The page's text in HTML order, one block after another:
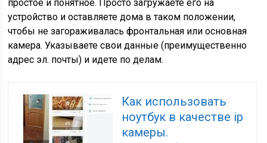
простое и понятное. Просто загружаете его на
устройство и оставляете дома в таком положении,
чтобы не загораживалась фронтальная или основная
камера. Указываете свои данные (преимущественно
адрес эл. почты) и идете по делам.
Как использовать
ноутбук в качестве ip
камеры.